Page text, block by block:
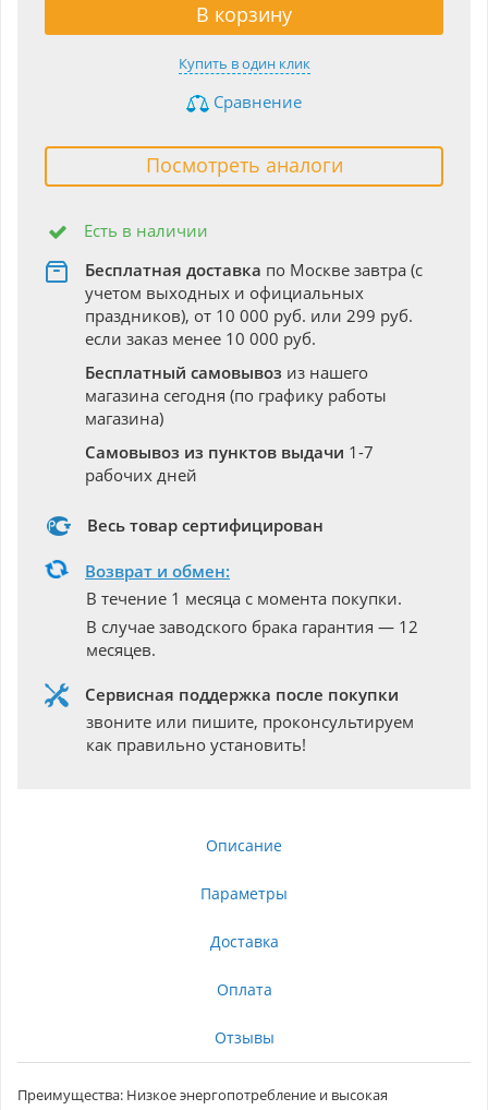
В корзину
Купить в один клик
Сравнение
Посмотреть аналоги
Есть в наличии
Бесплатная доставка по Москве завтра (с
учетом выходных и официальных
праздников), от 10 000 руб. или 299 руб.
если заказ менее 10 000 руб.
Бесплатный самовывоз из нашего
магазина сегодня (по графику работы
магазина)
Самовывоз из пунктов выдачи 1-7
рабочих дней
Весь товар сертифицирован
Возврат и обмен:
В течение 1 месяца с момента покупки.
В случае заводского брака гарантия — 12
месяцев.
Сервисная поддержка после покупки
звоните или пишите, проконсультируем
как правильно установить!
Описание
Параметры
Доставка
Оплата
Отзывы
Преимущества: Низкое энергопотребление и высокая